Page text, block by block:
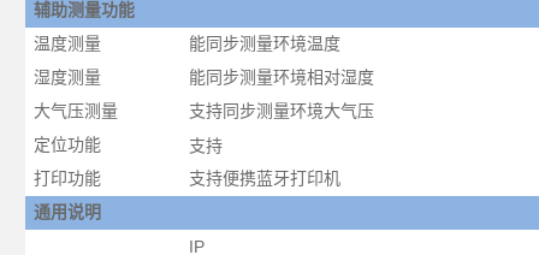
辅助测量功能
温度测量
能同步测量环境温度
湿度测量
能同步测量环境相对湿度
大气压测量
支持同步测量环境大气压
定位功能
支持
打印功能
支持便携蓝牙打印机
通用说明
IP